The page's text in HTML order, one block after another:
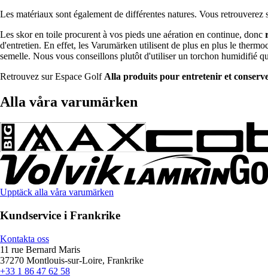
Les matériaux sont également de différentes natures. Vous
Les skor en toile procurent à vos pieds une aération en continue, donc
d'entretien. En effet, les Varumärken utilisent de plus en plus le
semelle. Nous vous conseillons plutôt d'utiliser un torchon humidifié
Retrouvez sur Espace GolfAlla produits pour entretenir et
Alla våra varumärken
Upptäck alla våra varumärken
Kundservice i Frankrike
Kontakta oss
11 rue Bernard Maris
37270 Montlouis-sur-Loire, Frankrike
+33 1 86 47 62 58